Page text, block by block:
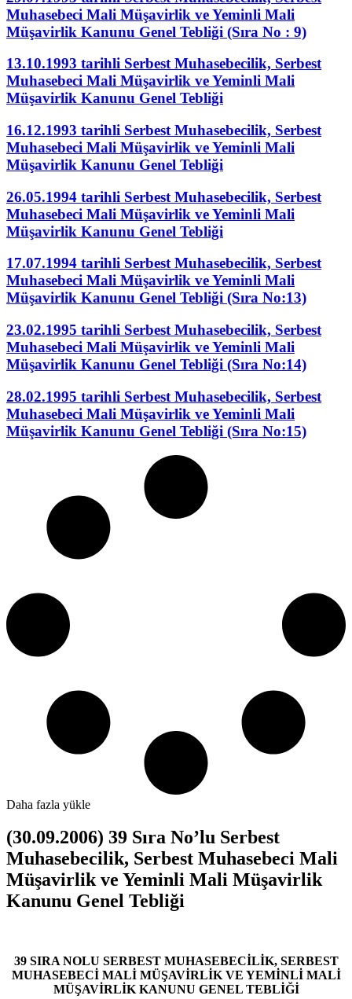
Muhasebeci Mali Müşavirlik ve Yeminli Mali
Müşavirlik Kanunu Genel Tebliği (Sıra No : 9)
13.10.1993 tarihli Serbest Muhasebecilik, Serbest
Muhasebeci Mali Müşavirlik ve Yeminli Mali
Müşavirlik Kanunu Genel Tebliği
16.12.1993 tarihli Serbest Muhasebecilik, Serbest
Muhasebeci Mali Müşavirlik ve Yeminli Mali
Müşavirlik Kanunu Genel Tebliği
26.05.1994 tarihli Serbest Muhasebecilik, Serbest
Muhasebeci Mali Müşavirlik ve Yeminli Mali
Müşavirlik Kanunu Genel Tebliği
17.07.1994 tarihli Serbest Muhasebecilik, Serbest
Muhasebeci Mali Müşavirlik ve Yeminli Mali
Müşavirlik Kanunu Genel Tebliği (Sıra No:13)
23.02.1995 tarihli Serbest Muhasebecilik, Serbest
Muhasebeci Mali Müşavirlik ve Yeminli Mali
Müşavirlik Kanunu Genel Tebliği (Sıra No:14)
28.02.1995 tarihli Serbest Muhasebecilik, Serbest
Muhasebeci Mali Müşavirlik ve Yeminli Mali
Müşavirlik Kanunu Genel Tebliği (Sıra No:15)
Daha fazla yükle
(30.09.2006) 39 Sıra No’lu Serbest
Muhasebecilik, Serbest Muhasebeci Mali
Müşavirlik ve Yeminli Mali Müşavirlik
Kanunu Genel Tebliği
39 SIRA NOLU SERBEST MUHASEBECİLİK, SERBEST
MUHASEBECİ MALİ MÜŞAVİRLİK VE YEMİNLİ MALİ
MÜŞAVİRLİK KANUNU GENEL TEBLİĞİ